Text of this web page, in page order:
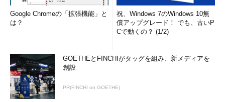
Google Chromeの「拡張機能」と
は？
祝、Windows 7のWindows 10無
償アップグレード！ でも、古いP
Cで動くの？ (1/2)
GOETHEとFINCHIがタッグを組み、新メディアを
創設
PR(FINCHI on GOETHE)